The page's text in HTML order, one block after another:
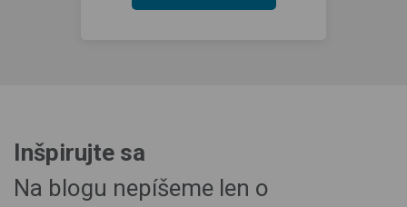
Inšpirujte sa
Na blogu nepíšeme len o